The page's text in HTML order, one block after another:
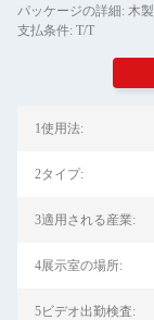
パッケージの詳細: 木
支払条件: T/T
1使用法:
2タイプ:
3適用される産業:
4展示室の場所:
5ビデオ出勤検査: